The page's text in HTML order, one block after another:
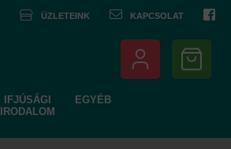
ÜZLETEINK KAPCSOLAT
IFJÚSÁGI
IRODALOM
EGYÉB